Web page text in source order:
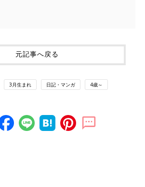
元記事へ戻る
3月生まれ 日記・マンガ 4歳～